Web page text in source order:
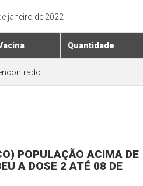
janeiro de 2022
Quantidade
POPULAÇÃO ACIMA DE
A DOSE 2 ATÉ 08 DE